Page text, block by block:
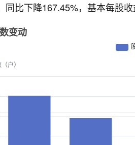
同比下降167.45%，基本每股